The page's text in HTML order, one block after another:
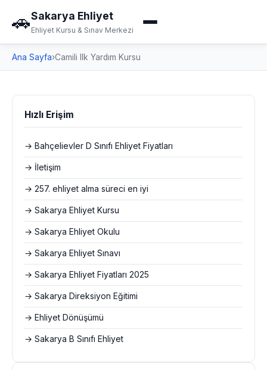
🚗Sakarya Ehliyet
Ehliyet Kursu & Sınav Merkezi
Ana Sayfa›Camili Ilk Yardım Kursu
Hızlı Erişim
→ Bahçelievler D Sınıfı Ehliyet Fiyatları
→ İletişim
→ 257. ehliyet alma süreci en iyi
→ Sakarya Ehliyet Kursu
→ Sakarya Ehliyet Okulu
→ Sakarya Ehliyet Sınavı
→ Sakarya Ehliyet Fiyatları 2025
→ Sakarya Direksiyon Eğitimi
→ Ehliyet Dönüşümü
→ Sakarya B Sınıfı Ehliyet